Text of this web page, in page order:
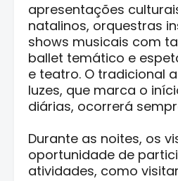
apresentações
natalinos, orquestras
shows musicais com
ballet temático e
e teatro. O tradicional
luzes, que marca o
diárias, ocorrerá
Durante as noites, os
oportunidade de
atividades, como